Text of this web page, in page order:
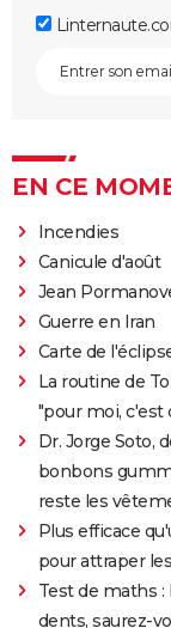
EN CE
Incendies
Canicule d'août
Jean
Guerre en Iran
Carte de
La routine de
"pour moi, c'est
Dr. Jorge Soto,
bonbons
reste les
Plus efficace
pour attraper
Test de maths :
dents, saurez-